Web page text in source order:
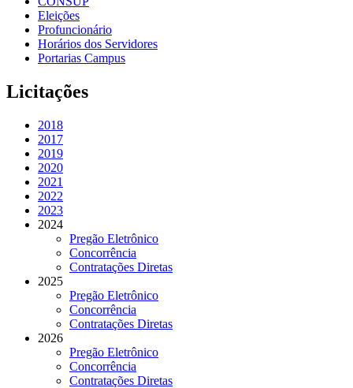
Eleições
Profuncionário
Horários dos Servidores
Portarias Campus
Licitações
2018
2017
2019
2020
2021
2022
2023
2024
Pregão Eletrônico
Concorrência
Contratações Diretas
2025
Pregão Eletrônico
Concorrência
Contratações Diretas
2026
Pregão Eletrônico
Concorrência
Contratações Diretas